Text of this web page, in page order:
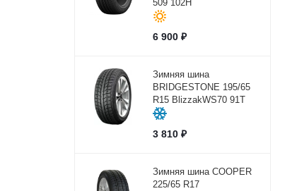
509 102H
6 900₽
Зимняя шина
BRIDGESTONE 195/65
R15 BlizzakWS70 91T
3 810₽
Зимняя шина COOPER
225/65 R17